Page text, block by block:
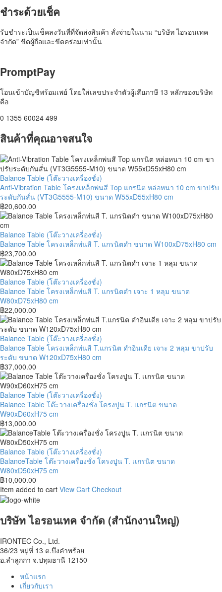
ชำระด้วยเช็ค​
รับชำระเป็นเช็คลงวันที่ที่จัดส่งสินค้า สั่งจ่ายในนาม “บริษัท ไอรอนเทค
จำกัด” ขีดผู้ถือและขีดคร่อมเท่านั้น
PromptPay
โอนเข้าบัญชีพร้อมเพย์ โดยใส่เลขประจำตัวผู้เสียภาษี 13 หลักของบริษัท
คือ
0 1355 60024 499
สินค้าที่คุณอาจสนใจ
Anti-
Vibration
Table
โครง
เหล็ก
พ่น
สี
Top
แกรนิต
หล่อ
หนา
10
cm
ขา
ปรับ
ระดับ
กัน
สั่น
(VT3G5555-
M10)
ขนาด
W55xD55xH80
cm
Balance Table (โต๊ะวางเครื่องชั่ง)
Anti-Vibration Table โครงเหล็กพ่นสี Top แกรนิต หล่อหนา 10 cm ขาปรับ
ระดับกันสั่น (VT3G5555-M10) ขนาด W55xD55xH80 cm
฿20,600.00
Balance
Table
โครง
เหล็ก
พ่น
สี
T.
แกรนิต
ดำ
ขนาด
W100xD75xH80
cm
Balance Table (โต๊ะวางเครื่องชั่ง)
Balance Table โครงเหล็กพ่นสี T. แกรนิตดำ ขนาด W100xD75xH80 cm
฿23,700.00
Balance
Table
โครง
เหล็ก
พ่น
สี
T.
แกรนิต
ดำ
เจาะ
1
หลุม
ขนาด
W80xD75xH80
cm
Balance Table (โต๊ะวางเครื่องชั่ง)
Balance Table โครงเหล็กพ่นสี T. แกรนิตดำ เจาะ 1 หลุม ขนาด
W80xD75xH80 cm
฿22,000.00
Balance
Table
โครง
เหล็ก
พ่น
สี
T.แกรนิต
ดำ
อินเดีย
เจาะ
2
หลุม
ขา
ปรับ
ระดับ
ขนาด
W120xD75xH80
cm
Balance Table (โต๊ะวางเครื่องชั่ง)
Balance Table โครงเหล็กพ่นสี T.แกรนิต ดำอินเดีย เจาะ 2 หลุม ขาปรับ
ระดับ ขนาด W120xD75xH80 cm
฿37,000.00
Balance
Table
โต๊ะ
วาง
เครื่อง
ชั่ง
โครง
ปูน
T.
เเก
รนิต
ขนาด
W90xD60xH75
cm
Balance Table (โต๊ะวางเครื่องชั่ง)
Balance Table โต๊ะวางเครื่องชั่ง โครงปูน T. เเกรนิต ขนาด
W90xD60xH75 cm
฿13,000.00
BalanceTable
โต๊ะ
วาง
เครื่อง
ชั่ง
โครง
T.
เเก
ขนาด
W80xD50xH75
cm
Balance Table (โต๊ะวางเครื่องชั่ง)
BalanceTable โต๊ะวางเครื่องชั่ง โครงปูน T. เเกรนิต ขนาด
W80xD50xH75 cm
฿10,000.00
Item added to cart View Cart Checkout
บริษัท ไอรอนเทค จำกัด (สำนักงานใหญ่)
IRONTEC Co., Ltd.
36/23 หมู่ที่ 13 ต.บึงคำพร้อย
อ.ลำลูกกา จ.ปทุมธานี 12150
หน้าแรก
เกี่ยวกับเรา